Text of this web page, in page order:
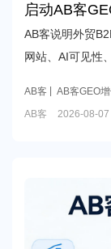
启动AB客
诊断基线和
客观判断是
AB客说明外贸
网站、AI可见性
AB客 AB客GEO
AB客 2026-08-07